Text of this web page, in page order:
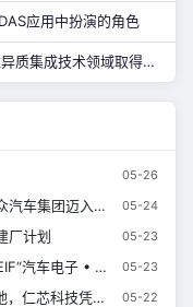
应用中扮演的角色
微电子所在面向视觉AI芯片的单片三维异质集成技术领域取得进展
05-26
入成果落地阶段 05-24
厂计划 05-23
2026年度金芯奖” 05-23
技凭什么突围？ 05-22